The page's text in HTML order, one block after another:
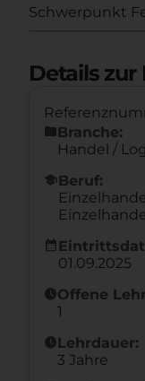
Schwerpunkt
Details zur
folderBranche:
Handel /
schoolBeruf:
calendar_month
01.09.2025
scheduleOffene
1
scheduleLehrdauer:
3 Jahre